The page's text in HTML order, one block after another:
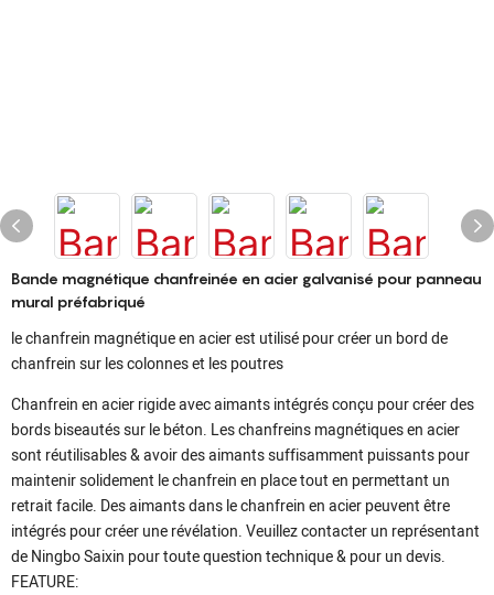
Bande magnétique chanfreinée en acier galvanisé pour panneau
mural préfabriqué
le chanfrein magnétique en acier est utilisé pour créer un bord de
chanfrein sur les colonnes et les poutres
Chanfrein en acier rigide avec aimants intégrés conçu pour créer des
bords biseautés sur le béton. Les chanfreins magnétiques en acier
sont réutilisables & avoir des aimants suffisamment puissants pour
maintenir solidement le chanfrein en place tout en permettant un
retrait facile. Des aimants dans le chanfrein en acier peuvent être
intégrés pour créer une révélation. Veuillez contacter un représentant
de Ningbo Saixin pour toute question technique & pour un devis.
FEATURE: